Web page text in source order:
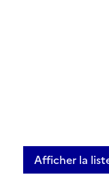
Afficher la